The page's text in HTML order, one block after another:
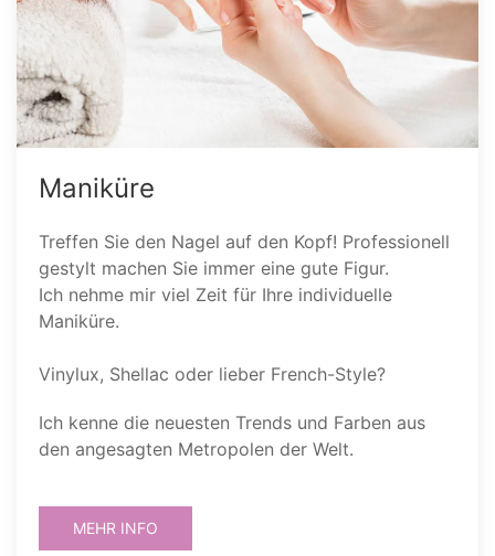
Maniküre
Treffen Sie den Nagel auf den Kopf! Professionell
gestylt machen Sie immer eine gute Figur.
Ich nehme mir viel Zeit für Ihre individuelle
Maniküre.
Vinylux, Shellac oder lieber French-Style?
Ich kenne die neuesten Trends und Farben aus
den angesagten Metropolen der Welt.
MEHR INFO